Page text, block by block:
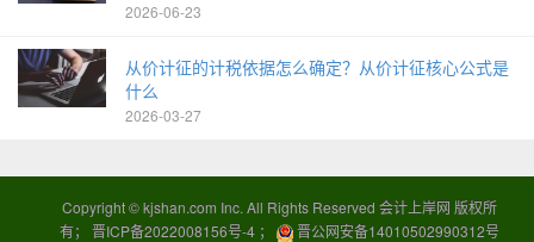
2026-06-23
从价计征的计税依据怎么确定？从价计征核心公式是
什么
2026-03-27
Copyright ©kjshan.com Inc. All Rights Reserved 会计上岸网 版权所
有； 晋ICP备2022008156号-4； 晋公网安备14010502990312号